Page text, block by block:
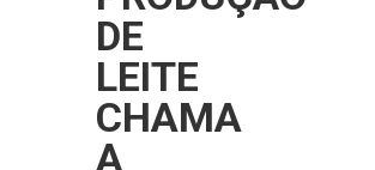
DE
LEITE
CHAMA
A